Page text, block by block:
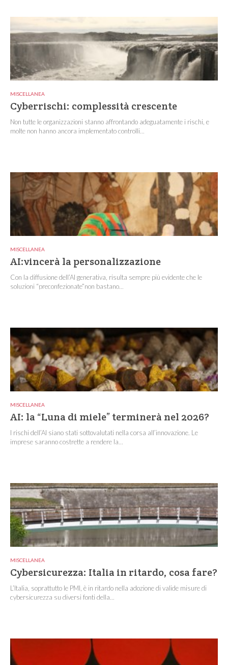
MISCELLANEA
Cyberrischi: complessità crescente
Non tutte le organizzazioni stanno affrontando adeguatamente i rischi, e
molte non hanno ancora implementato controlli...
MISCELLANEA
AI:vincerà la personalizzazione
Con la diffusione dell’AI generativa, risulta sempre più evidente che le
soluzioni “preconfezionate”non bastano...
MISCELLANEA
AI: la “Luna di miele” terminerà nel 2026?
I rischi dell’AI siano stati sottovalutati nella corsa all’innovazione. Le
imprese saranno costrette a rendere la...
MISCELLANEA
Cybersicurezza: Italia in ritardo, cosa fare?
L’Italia, soprattutto le PMI, è in ritardo nella adozione di valide misure di
cybersicurezza su diversi fonti della...